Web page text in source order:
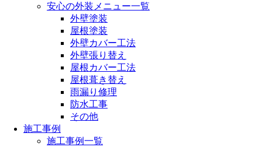
安心の外装メニュー一覧
外壁塗装
屋根塗装
外壁カバー工法
外壁張り替え
屋根カバー工法
屋根葺き替え
雨漏り修理
防水工事
その他
施工事例
施工事例一覧